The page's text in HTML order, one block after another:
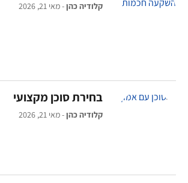
קלודיה כהן מאי 21, 2026
בחירת סוכן מקצועי
קלודיה כהן מאי 21, 2026